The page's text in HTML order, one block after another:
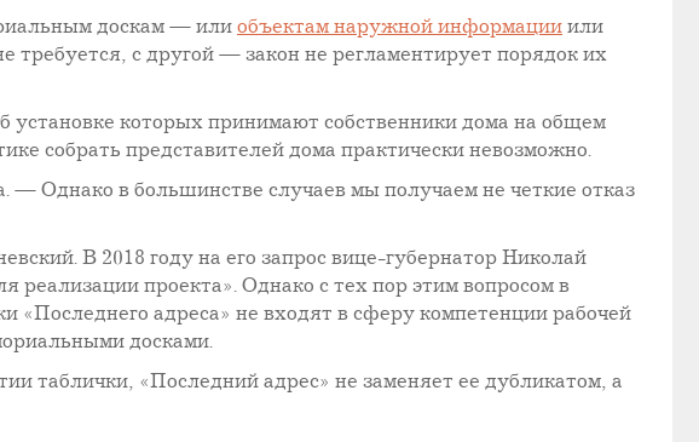
доскам — или объектам наружной информации или
требуется, с другой — закон не регламентирует порядок их
установке которых принимают собственники дома на общем
собрать представителей дома практически невозможно.
— Однако в большинстве случаев мы получаем не четкие отказ
В 2018 году на его запрос вице-губернатор Николай
проекта». Однако с тех пор этим вопросом в
«Последнего адреса» не входят в сферу компетенции рабочей
досками.
таблички, «Последний адрес» не заменяет ее дубликатом, а